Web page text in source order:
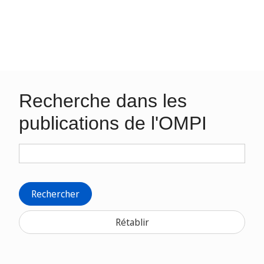
Recherche dans les
publications de l'OMPI
Rechercher
Rétablir